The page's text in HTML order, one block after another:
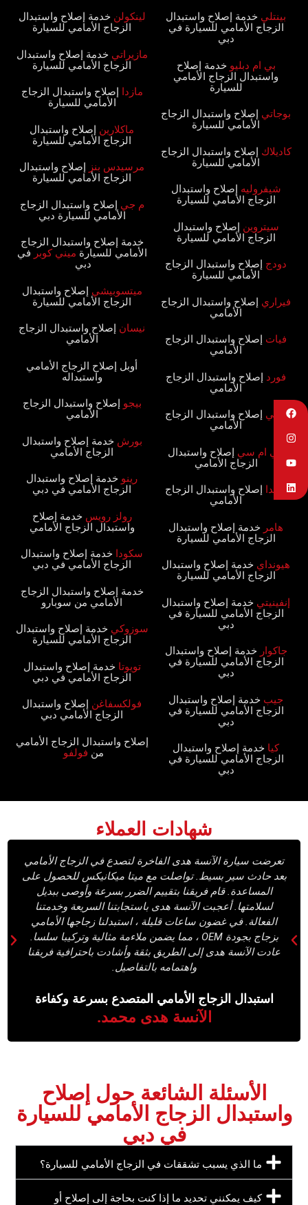
بينتلي‏‏ خدمة إصلاح واستبدال
الزجاج الأمامي للسيارة في
دبي‏
‏بي ام دبليو ‏‏ خدمة إصلاح
واستبدال الزجاج الأمامي
للسيارة‏
بوجاتي‏‏ إصلاح واستبدال الزجاج
الأمامي للسيارة‏
كاديلاك‏‏ إصلاح واستبدال الزجاج
الأمامي للسيارة‏
شيفروليه‏‏ إصلاح واستبدال
الزجاج الأمامي للسيارة‏
سيتروين‏‏ إصلاح واستبدال
الزجاج الأمامي للسيارة‏
دودج‏‏ إصلاح واستبدال الزجاج
الأمامي للسيارة‏
فيراري‏‏ إصلاح واستبدال الزجاج
الأمامي‏
فيات‏‏ إصلاح واستبدال الزجاج
الأمامي‏
‏فورد ‏‏ إصلاح واستبدال الزجاج
الأمامي‏
جيلي‏‏ إصلاح واستبدال الزجاج
الأمامي‏
‏جي ام سي‏‏ إصلاح واستبدال
الزجاج الأمامي‏
هوندا‏‏ إصلاح واستبدال الزجاج
الأمامي‏
هامر‏‏ خدمة إصلاح واستبدال
الزجاج الأمامي للسيارة‏
هيونداي‏‏ خدمة إصلاح واستبدال
الزجاج الأمامي للسيارة‏
إنفينيتي‏‏ خدمة إصلاح واستبدال
الزجاج الأمامي للسيارة في
دبي‏
جاكوار‏‏خدمة إصلاح واستبدال
الزجاج الأمامي للسيارة في
دبي‏
جيب‏‏ خدمة إصلاح واستبدال
الزجاج الأمامي للسيارة في
دبي‏
كيا‏‏ خدمة إصلاح واستبدال
الزجاج الأمامي للسيارة في
دبي‏
لينكولن‏‏خدمة إصلاح واستبدال
الزجاج الأمامي للسيارة‏
مازيراتي‏‏خدمة إصلاح واستبدال
الزجاج الأمامي للسيارة‏
مازدا‏‏ إصلاح واستبدال الزجاج
الأمامي للسيارة‏
ماكلارين‏‏ إصلاح واستبدال
الزجاج الأمامي للسيارة‏
‏مرسيدس بنز ‏‏ إصلاح واستبدال
الزجاج الأمامي للسيارة‏
م جي‏‏ إصلاح واستبدال الزجاج
الأمامي للسيارة دبي‏
‏خدمة إصلاح واستبدال الزجاج
الأمامي للسيارة ميني كوبر في
دبي ‏
ميتسوبيشي‏‏ إصلاح واستبدال
الزجاج الأمامي للسيارة‏
نيسان‏‏ إصلاح واستبدال الزجاج
الأمامي‏
‏أوبل إصلاح الزجاج الأمامي
واستبداله‏
بيجو‏‏ إصلاح واستبدال الزجاج
الأمامي‏
بورش‏‏ خدمة إصلاح واستبدال
الزجاج الأمامي‏
رينو‏‏ خدمة إصلاح واستبدال
الزجاج الأمامي في دبي‏
‏رولز رويس ‏‏خدمة إصلاح
واستبدال الزجاج الأمامي‏
سكودا‏‏ خدمة إصلاح واستبدال
الزجاج الأمامي في دبي‏
‏خدمة إصلاح واستبدال الزجاج
الأمامي من سوبارو‏
سوزوكي‏‏ خدمة إصلاح واستبدال
الزجاج الأمامي للسيارة‏
تويوتا‏‏خدمة إصلاح واستبدال
الزجاج الأمامي في دبي‏
فولكسفاغن‏‏ إصلاح واستبدال
الزجاج الأمامي دبي‏
‏إصلاح واستبدال الزجاج الأمامي
من فولفو ‏
‏شهادات العملاء‏
‏تعرضت سيارة الآنسة هدى الفاخرة لتصدع في الزجاج الأمامي
بعد حادث سير بسيط.‏ ‏تواصلت مع ميتا ميكانيكس للحصول على
المساعدة.‏ ‏قام فريقنا بتقييم الضرر بسرعة وأوصى ببديل
لسلامتها.‏ ‏أعجبت الآنسة هدى باستجابتنا السريعة وخدمتنا
الفعالة.‏ ‏في غضون ساعات قليلة ، استبدلنا زجاجها الأمامي
بزجاج بجودة OEM ، مما يضمن ملاءمة مثالية وتركيبا سلسا.‏
‏عادت الآنسة هدى إلى الطريق بثقة وأشادت باحترافية فريقنا
واهتمامه بالتفاصيل.‏
‏استبدال الزجاج الأمامي المتصدع بسرعة وكفاءة‏
‏الآنسة هدى محمد.‏
‏الأسئلة الشائعة حول إصلاح
واستبدال الزجاج الأمامي للسيارة
في دبي‏
‏ما الذي يسبب تشققات في الزجاج الأمامي للسيارة؟‏
‏كيف يمكنني تحديد ما إذا كنت بحاجة إلى إصلاح أو